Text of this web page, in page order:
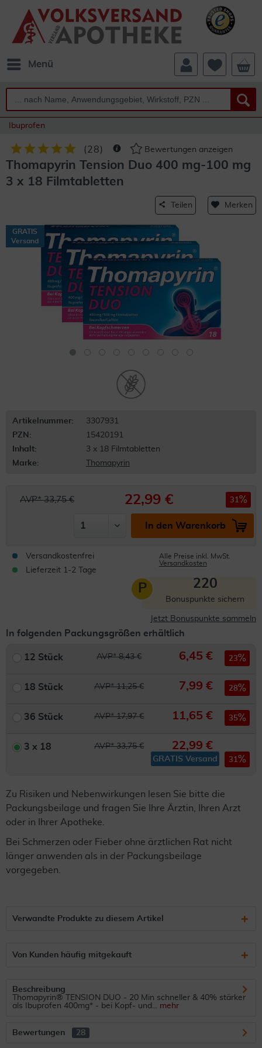
Menü
Ibuprofen
(28) Bewertungen anzeigen
Thomapyrin Tension Duo 400 mg-100 mg
3 x 18 Filmtabletten
Teilen Merken
GRATIS
Versand
Artikelnummer:
3307931
PZN:
15420191
Inhalt:
3 x 18 Filmtabletten
Marke:
Thomapyrin
AVP* 33,75 € 22,99 € 31
In den Warenkorb
Versandkostenfrei
Lieferzeit 1-2 Tage
Alle Preise inkl. MwSt.
Versandkosten
P 220
Bonuspunkte sichern
Jetzt Bonuspunkte sammeln
In folgenden Packungsgrößen erhältlich
12 Stück AVP* 8,43 € 6,45 € 23
18 Stück AVP* 11,25 € 7,99 € 28
36 Stück AVP* 17,97 € 11,65 € 35
3 x 18 AVP* 33,75 € 22,99 €
GRATIS Versand 31
Zu Risiken und Nebenwirkungen lesen Sie bitte die
Packungsbeilage und fragen Sie Ihre Ärztin, Ihren Arzt
oder in Ihrer Apotheke.
Bei Schmerzen oder Fieber ohne ärztlichen Rat nicht
länger anwenden als in der Packungsbeilage
vorgegeben.
Verwandte Produkte zu diesem Artikel
Von Kunden häufig mitgekauft
Beschreibung
Thomapyrin® TENSION DUO - 20 Min schneller & 40% stärker
als Ibuprofen 400mg* - bei Kopf- und... mehr
Bewertungen 28